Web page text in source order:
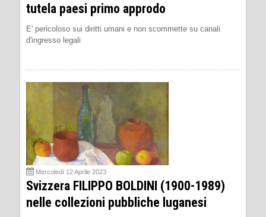
tutela paesi primo approdo
E' pericoloso sui diritti umani e non scommette su canali
d'ingresso legali
Mercoledì 12 Aprile 2023
Svizzera FILIPPO BOLDINI (1900-1989)
nelle collezioni pubbliche luganesi